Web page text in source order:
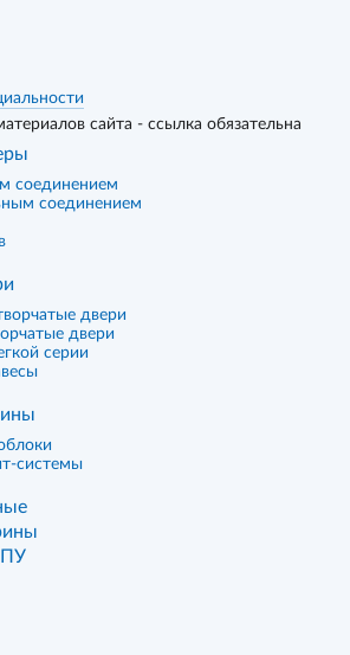
сайта - ссылка обязательна
соединением
соединением
двери
двери
серии
системы